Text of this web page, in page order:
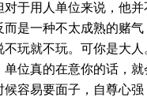
于用人单位来说，他
是一种不太成熟的赌气
玩就不玩。可你是大
位真的在意你的话，
容易要面子，自尊心